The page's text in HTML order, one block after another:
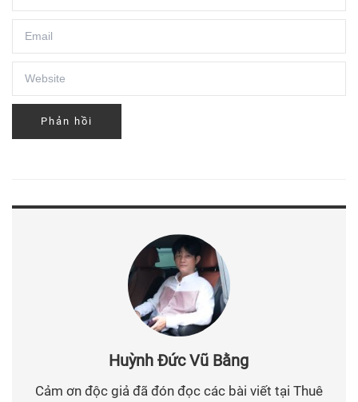
Huỳnh Đức Vũ Bằng
Cảm ơn độc giả đã đón đọc các bài viết tại Thuê